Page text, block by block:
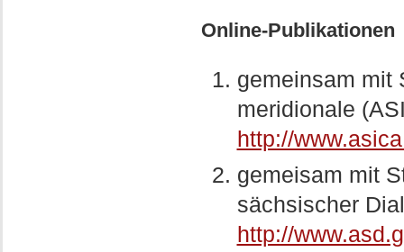
Online-Publikationen
gemeinsam mit
meridionale
http://
gemeisam mit
sächsischer
http://